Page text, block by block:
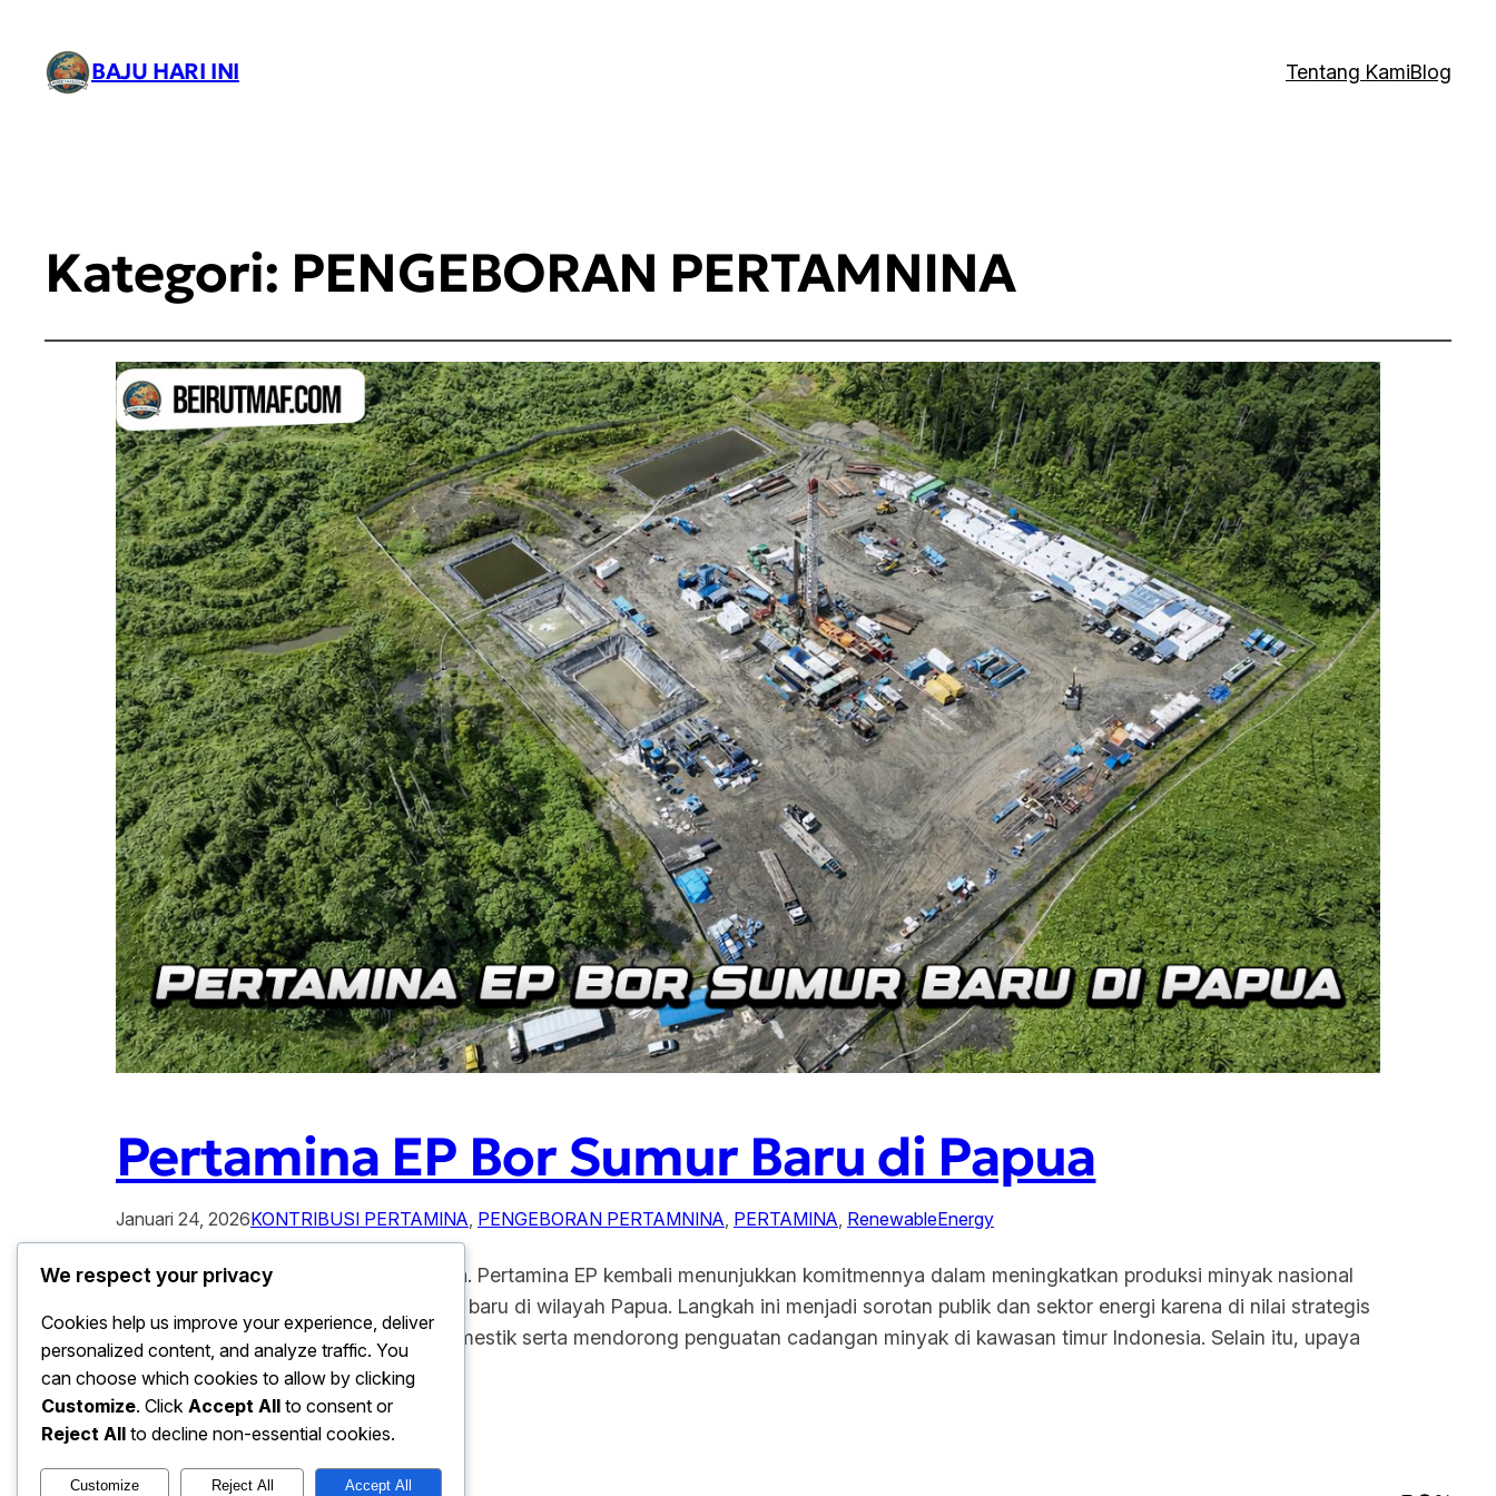
BAJU HARI INI Tentang KamiBlog
Kategori: PENGEBORAN PERTAMNINA
Pertamina EP Bor Sumur Baru di Papua
Januari 24, 2026KONTRIBUSI PERTAMINA, PENGEBORAN PERTAMNINA, PERTAMINA, RenewableEnergy
Pertamina EP Bor Sumur Baru di Papua. Pertamina EP kembali menunjukkan komitmennya dalam meningkatkan produksi minyak nasional
dengan melakukan pengeboran sumur baru di wilayah Papua. Langkah ini menjadi sorotan publik dan sektor energi karena di nilai strategis
untuk memenuhi kebutuhan energi domestik serta mendorong penguatan cadangan minyak di kawasan timur Indonesia. Selain itu, upaya
tersebut…
We respect your privacy
Cookies help us improve your experience, deliver
personalized content, and analyze traffic. You
can choose which cookies to allow by clicking
Customize. Click Accept All to consent or
Reject All to decline non-essential cookies.
Customize Reject All Accept All